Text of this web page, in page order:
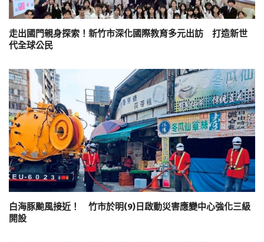
走出國門親身探索！新竹市深化國際教育多元出訪 打造新世
代全球公民
白海豚颱風接近！ 竹市於明(9)日啟動災害應變中心強化三級
開設